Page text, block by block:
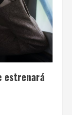
estrenará